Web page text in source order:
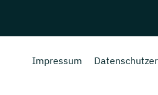
Impressum